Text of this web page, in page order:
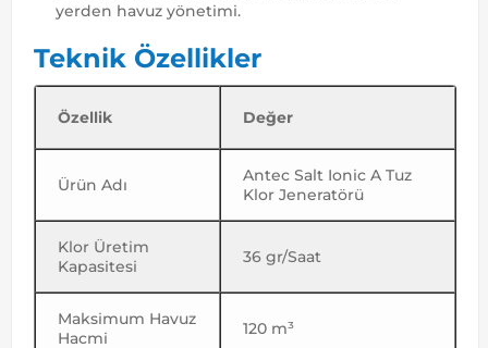
yerden havuz yönetimi.
Teknik Özellikler
Özellik Değer
Ürün Adı
Antec Salt Ionic A Tuz
Klor Jeneratörü
Klor Üretim
Kapasitesi
36 gr/Saat
Maksimum Havuz
Hacmi
120 m³